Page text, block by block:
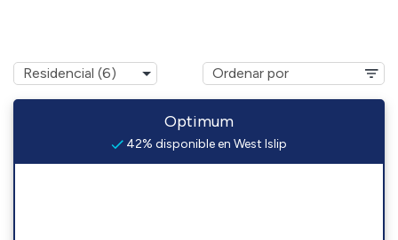
Optimum
42% disponible en West Islip